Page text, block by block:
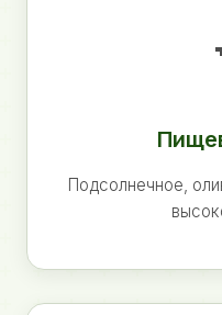
Подсолнечное,